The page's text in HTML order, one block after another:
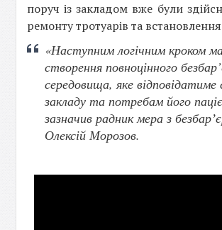
поруч із закладом вже були
ремонту тротуарів та
«Наступним логічним кроком
створення повноцінного
середовища, яке
закладу та потребам його
зазначив радник мера з
Олексій Морозов.